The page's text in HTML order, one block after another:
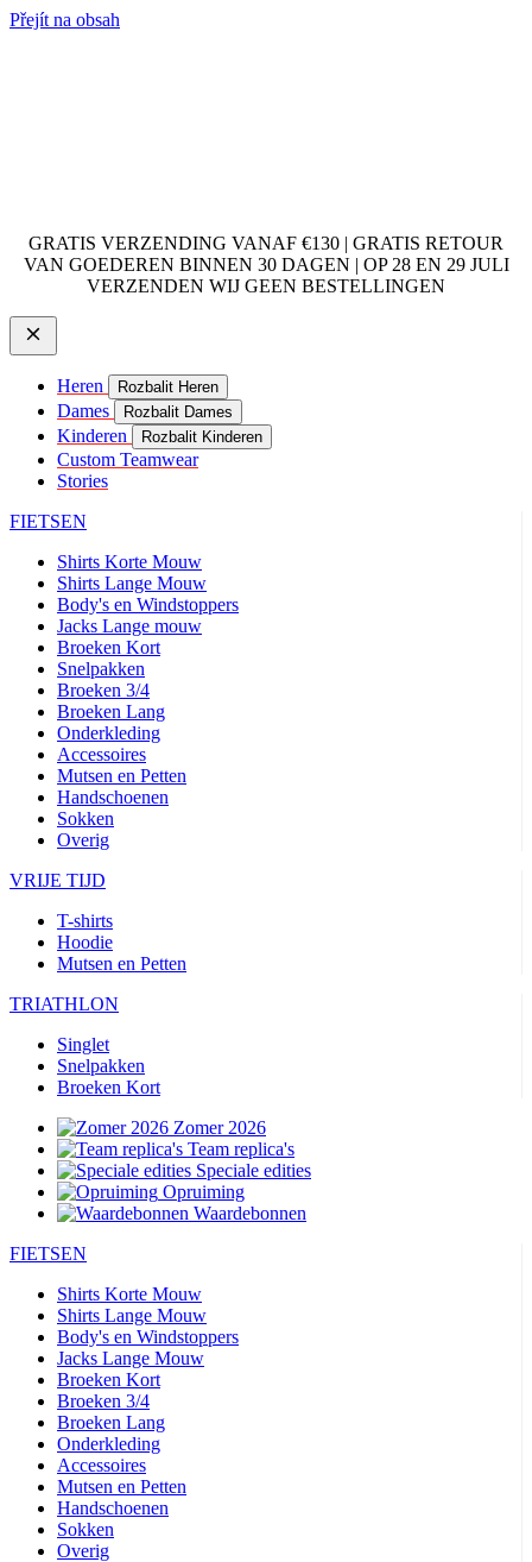
Přejít na obsah
GRATIS VERZENDING VANAF €130 | GRATIS RETOUR
VAN GOEDEREN BINNEN 30 DAGEN | OP 28 EN 29 JULI
VERZENDEN WIJ GEEN BESTELLINGEN
Heren Rozbalit Heren
Dames Rozbalit Dames
Kinderen Rozbalit Kinderen
Custom Teamwear
Stories
FIETSEN
Shirts Korte Mouw
Shirts Lange Mouw
Body's en Windstoppers
Jacks Lange mouw
Broeken Kort
Snelpakken
Broeken 3/4
Broeken Lang
Onderkleding
Accessoires
Mutsen en Petten
Handschoenen
Sokken
Overig
VRIJE TIJD
T-shirts
Hoodie
Mutsen en Petten
TRIATHLON
Singlet
Snelpakken
Broeken Kort
Zomer 2026
Team replica's
Speciale edities
Opruiming
Waardebonnen
FIETSEN
Shirts Korte Mouw
Shirts Lange Mouw
Body's en Windstoppers
Jacks Lange Mouw
Broeken Kort
Broeken 3/4
Broeken Lang
Onderkleding
Accessoires
Mutsen en Petten
Handschoenen
Sokken
Overig